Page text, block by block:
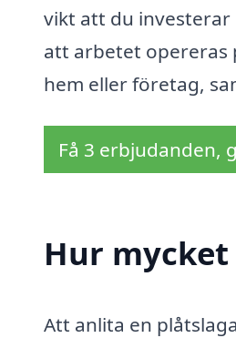
vikt att du
att arbetet opereras
hem eller företag,
Få 3 erbjudanden,
Hur
Att anlita en